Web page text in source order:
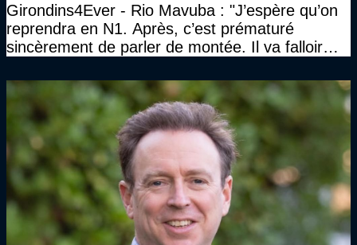
Girondins4Ever - Rio Mavuba : "J’espère qu’on
reprendra en N1. Après, c’est prématuré
sincèrement de parler de montée. Il va falloir